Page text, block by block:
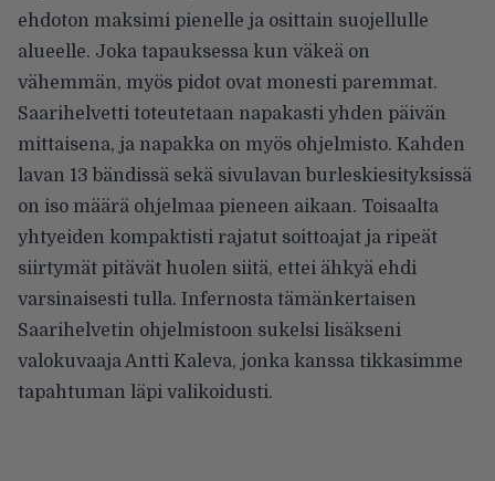
ehdoton maksimi pienelle ja osittain suojellulle
alueelle. Joka tapauksessa kun väkeä on
vähemmän, myös pidot ovat monesti paremmat.
Saarihelvetti toteutetaan napakasti yhden päivän
mittaisena, ja napakka on myös ohjelmisto. Kahden
lavan 13 bändissä sekä sivulavan burleskiesityksissä
on iso määrä ohjelmaa pieneen aikaan. Toisaalta
yhtyeiden kompaktisti rajatut soittoajat ja ripeät
siirtymät pitävät huolen siitä, ettei ähkyä ehdi
varsinaisesti tulla. Infernosta tämänkertaisen
Saarihelvetin ohjelmistoon sukelsi lisäkseni
valokuvaaja Antti Kaleva, jonka kanssa tikkasimme
tapahtuman läpi valikoidusti.